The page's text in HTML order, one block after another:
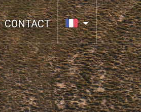
CONTACT